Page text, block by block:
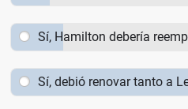
Sí, Hamilton debería
Sí, debió renovar tanto a